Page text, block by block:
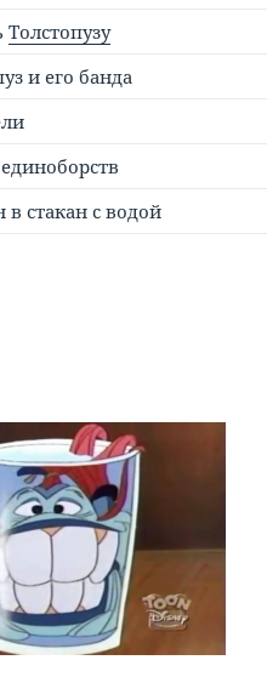
Толстопузу
и его банда
в стакан с водой